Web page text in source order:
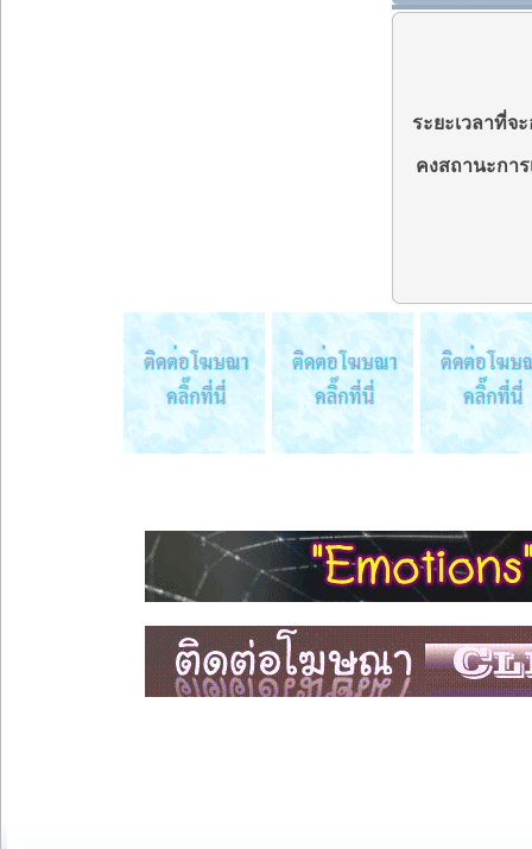
ระยะเวลาที่จ
คงสถานะกา